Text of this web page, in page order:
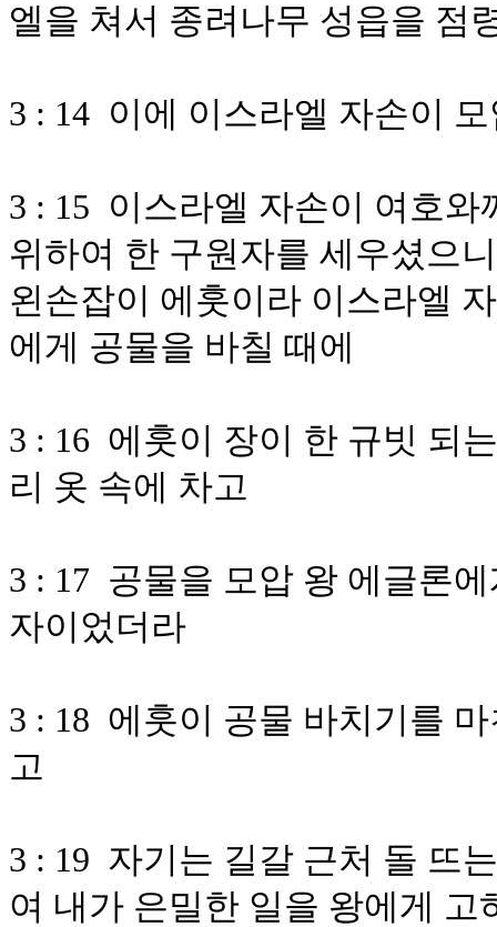
엘을 쳐서 종려나무 성읍을 점
3 : 14 이에 이스라엘 자손이
3 : 15 이스라엘 자손이 여호
위하여 한 구원자를 세우셨으
왼손잡이 에훗이라 이스라엘
에게 공물을 바칠 때에
3 : 16 에훗이 장이 한 규빗 되
리 옷 속에 차고
3 : 17 공물을 모압 왕 에글론
자이었더라
3 : 18 에훗이 공물 바치기를
고
3 : 19 자기는 길갈 근처 돌 뜨
여 내가 은밀한 일을 왕에게